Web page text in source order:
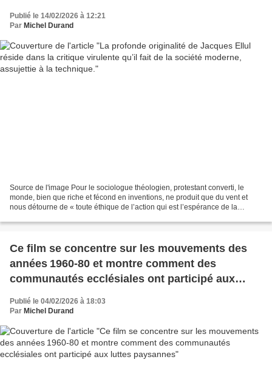
Publié le 14/02/2026 à 12:21
Par Michel Durand
Source de l'image Pour le sociologue théologien, protestant converti, le
monde, bien que riche et fécond en inventions, ne produit que du vent et
nous détourne de « toute éthique de l’action qui est l’espérance de la
Ce film se concentre sur les mouvements des
années 1960‑80 et montre comment des
communautés ecclésiales ont participé aux
luttes paysannes
Publié le 04/02/2026 à 18:03
Par Michel Durand